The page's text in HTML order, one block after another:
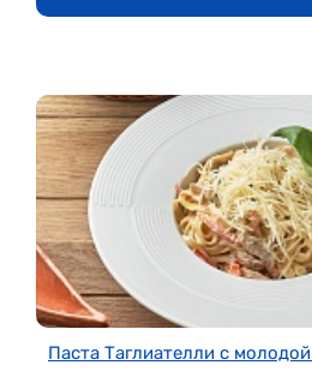
Паста Таглиателли с